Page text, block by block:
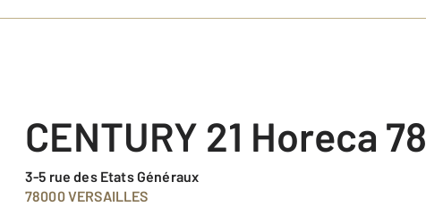
CENTURY 21 Horeca 78
3-5 rue des Etats Généraux
78000 VERSAILLES